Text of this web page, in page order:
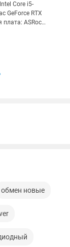
Core i5-
GeForce RTX
ASRock
(2×16 ГБ
обмен новые